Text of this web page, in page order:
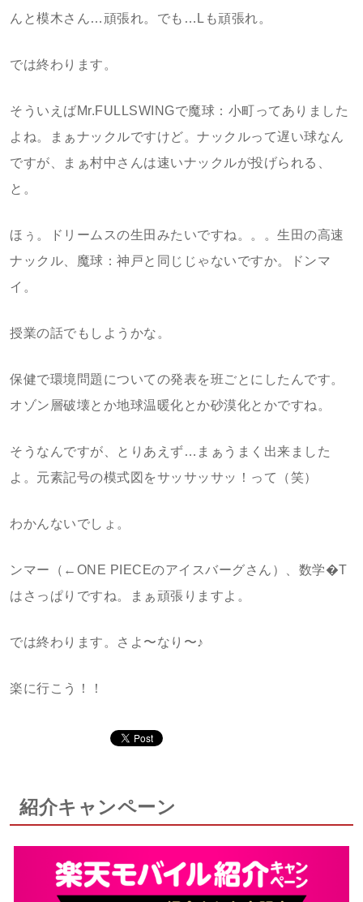
んと模木さん…頑張れ。でも…Lも頑張れ。
では終わります。
そういえばMr.FULLSWINGで魔球：小町ってありました
よね。まぁナックルですけど。ナックルって遅い球なん
ですが、まぁ村中さんは速いナックルが投げられる、
と。
ほぅ。ドリームスの生田みたいですね。。。生田の高速
ナックル、魔球：神戸と同じじゃないですか。ドンマ
イ。
授業の話でもしようかな。
保健で環境問題についての発表を班ごとにしたんです。
オゾン層破壊とか地球温暖化とか砂漠化とかですね。
そうなんですが、とりあえず…まぁうまく出来ました
よ。元素記号の模式図をサッサッサッ！って（笑）
わかんないでしょ。
ンマー（←ONE PIECEのアイスバーグさん）、数学�T
はさっぱりですね。まぁ頑張りますよ。
では終わります。さよ〜なり〜♪
楽に行こう！！
紹介キャンペーン